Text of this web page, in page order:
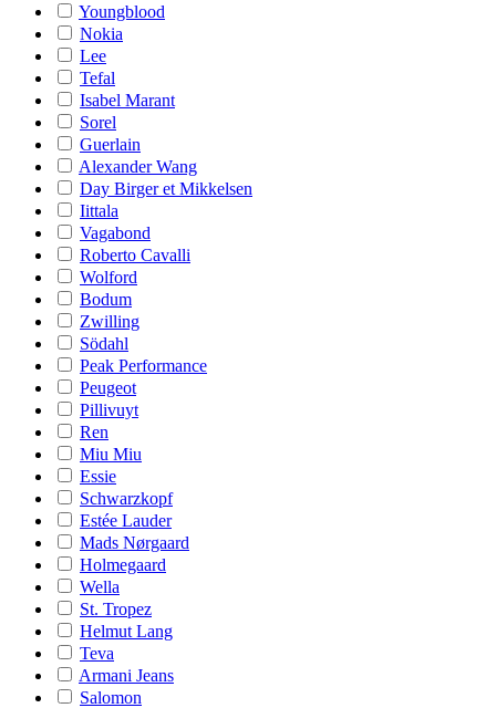
Youngblood
Nokia
Lee
Tefal
Isabel Marant
Sorel
Guerlain
Alexander Wang
Day Birger et Mikkelsen
Iittala
Vagabond
Roberto Cavalli
Wolford
Bodum
Zwilling
Södahl
Peak Performance
Peugeot
Pillivuyt
Ren
Miu Miu
Essie
Schwarzkopf
Estée Lauder
Mads Nørgaard
Holmegaard
Wella
St. Tropez
Helmut Lang
Teva
Armani Jeans
Salomon